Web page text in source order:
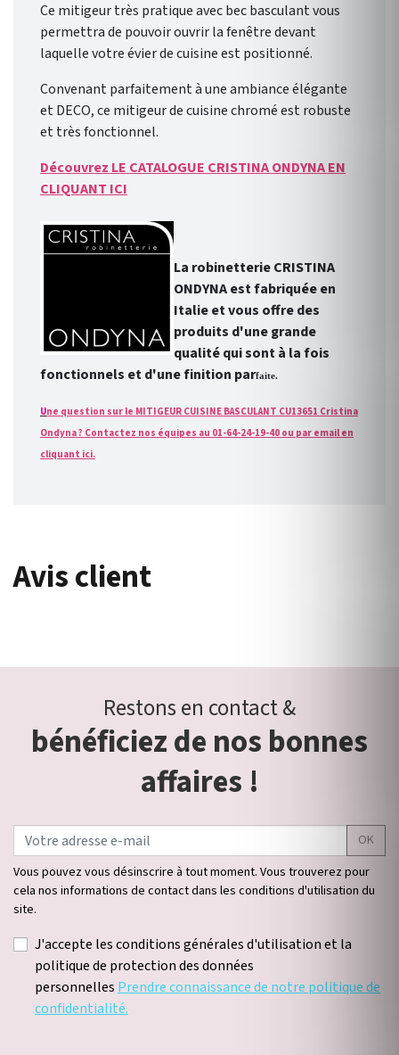
Ce mitigeur très pratique avec bec basculant vous
permettra de pouvoir ouvrir la fenêtre devant
laquelle votre évier de cuisine est positionné.
Convenant parfaitement à une ambiance élégante
et DECO, ce mitigeur de cuisine chromé est robuste
et très fonctionnel.
Découvrez LE CATALOGUE CRISTINA ONDYNA EN
CLIQUANT ICI
La robinetterie CRISTINA
ONDYNA est fabriquée en
Italie et vous offre des
produits d'une grande
qualité qui sont à la fois
fonctionnels et d'une finition parfaite.
Une question sur le MITIGEUR CUISINE BASCULANT CU13651 Cristina
Ondyna ? Contactez nos équipes au 01-64-24-19-40 ou par email en
cliquant ici.
Avis client
Restons en contact &
bénéficiez de nos bonnes
affaires !
OK
Vous pouvez vous désinscrire à tout moment. Vous trouverez pour
cela nos informations de contact dans les conditions d'utilisation du
site.
J'accepte les conditions générales d'utilisation et la
politique de protection des données
personnelles Prendre connaissance de notre politique de
confidentialité.